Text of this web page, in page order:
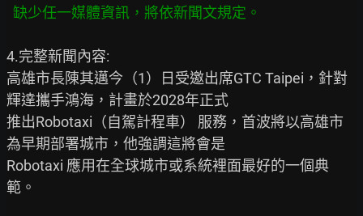
缺少任一媒體資訊，將依新聞文規定。
4.完整新聞內容:
高雄市長陳其邁今（1）日受邀出席GTC Taipei，針對
輝達攜手鴻海，計畫於2028年正式
推出Robotaxi（自駕計程車） 服務，首波將以高雄市
為早期部署城市，他強調這將會是
Robotaxi 應用在全球城市或系統裡面最好的一個典
範。